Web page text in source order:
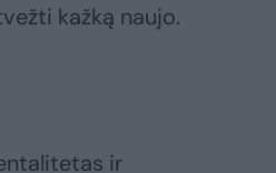
kažką naujo.
ir